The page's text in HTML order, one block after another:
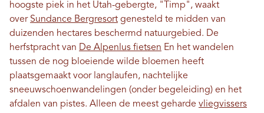
hoogste piek in het Utah-gebergte, "Timp", waakt
over Sundance Bergresort genesteld te midden van
duizenden hectares beschermd natuurgebied. De
herfstpracht van De Alpenlus fietsen En het wandelen
tussen de nog bloeiende wilde bloemen heeft
plaatsgemaakt voor langlaufen, nachtelijke
sneeuwschoenwandelingen (onder begeleiding) en het
afdalen van pistes. Alleen de meest geharde vliegvissers